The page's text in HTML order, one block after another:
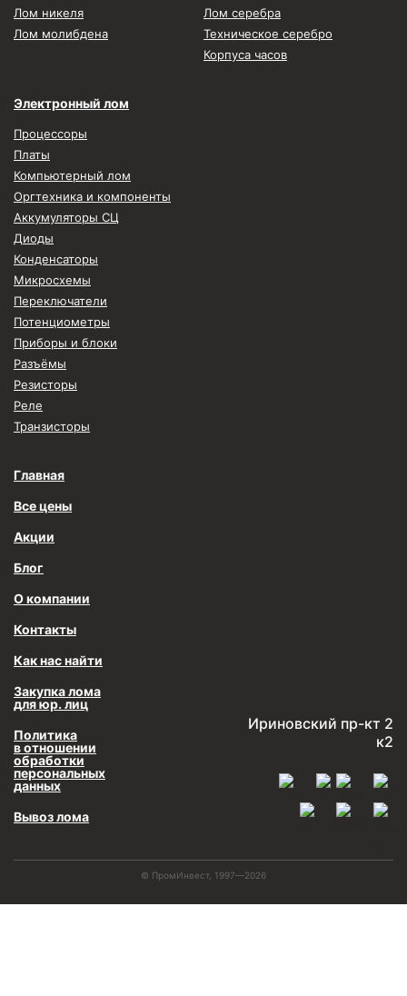
Лом никеля
Лом молибдена
Лом серебра
Техническое серебро
Корпуса часов
Электронный лом
Процессоры
Платы
Компьютерный лом
Оргтехника и компоненты
Аккумуляторы СЦ
Диоды
Конденсаторы
Микросхемы
Переключатели
Потенциометры
Приборы и блоки
Разъёмы
Резисторы
Реле
Транзисторы
Главная
Все цены
Акции
Блог
О компании
Контакты
Как нас найти
Закупка лома
для юр. лиц
Политика
в отношении
обработки
персональных
данных
Вывоз лома
Ириновский пр-кт 2
к2
© ПромИнвест, 1997—2026